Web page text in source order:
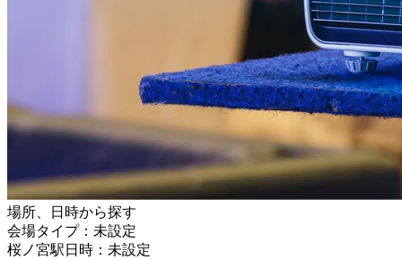
場所、日時から探す
会場タイプ：未設定
桜ノ宮駅日時：未設定